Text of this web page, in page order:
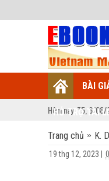
BÀI
HỖ TRỢ TÀI
Hôm nay: T5, 6/08/
Trang chủ K.
19 thg 12, 2023